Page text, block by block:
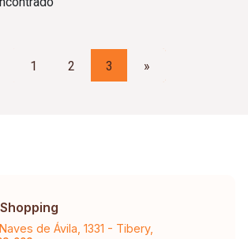
1 2 3 »
de Ávila, 1331 - Tibery,